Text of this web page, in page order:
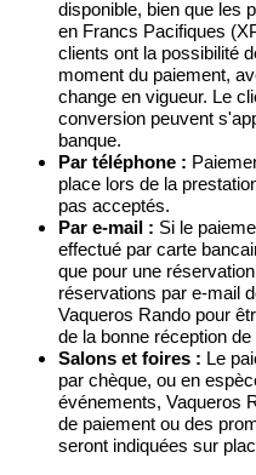
disponible, bien que les
en Francs Pacifiques
clients ont la possibilité
moment du paiement,
change en vigueur. Le
conversion peuvent
banque.
Par téléphone :
place lors de la
pas acceptés.
Par e-mail : Si le
effectué par carte
que pour une
réservations par e-mail
Vaqueros Rando pour
de la bonne réception
Salons et foires : Le
par chèque, ou en
événements, Vaqueros
de paiement ou des
seront indiquées sur